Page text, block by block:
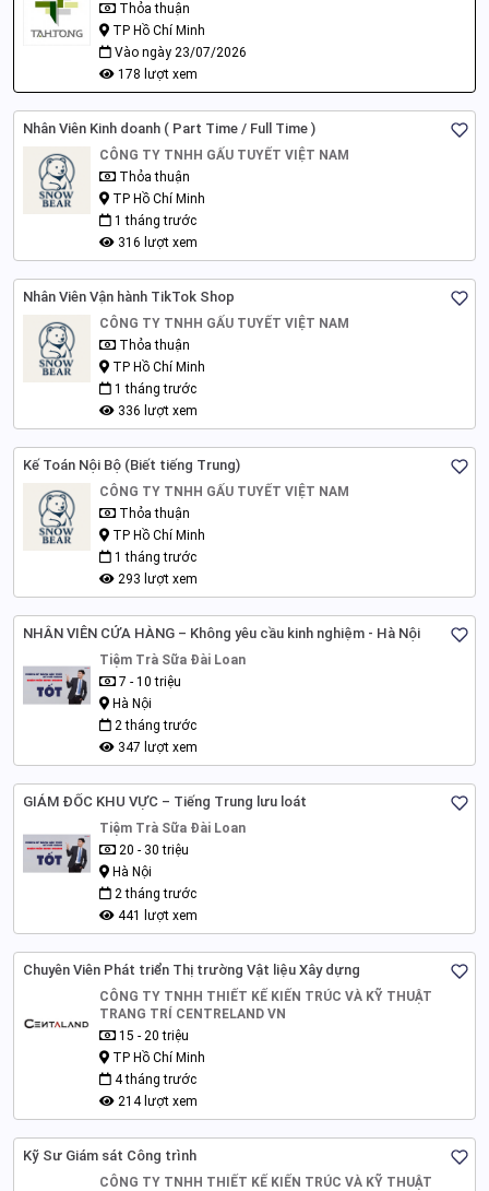
Thỏa thuận
TP Hồ Chí Minh
Vào ngày 23/07/2026
178 lượt xem
Nhân Viên Kinh doanh ( Part Time / Full Time )
CÔNG TY TNHH GẤU TUYẾT VIỆT NAM
Thỏa thuận
TP Hồ Chí Minh
1 tháng trước
316 lượt xem
Nhân Viên Vận hành TikTok Shop
CÔNG TY TNHH GẤU TUYẾT VIỆT NAM
Thỏa thuận
TP Hồ Chí Minh
1 tháng trước
336 lượt xem
Kế Toán Nội Bộ (Biết tiếng Trung)
CÔNG TY TNHH GẤU TUYẾT VIỆT NAM
Thỏa thuận
TP Hồ Chí Minh
1 tháng trước
293 lượt xem
NHÂN VIÊN CỬA HÀNG – Không yêu cầu kinh nghiệm - Hà Nội
Tiệm Trà Sữa Đài Loan
7 - 10 triệu
Hà Nội
2 tháng trước
347 lượt xem
GIÁM ĐỐC KHU VỰC – Tiếng Trung lưu loát
Tiệm Trà Sữa Đài Loan
20 - 30 triệu
Hà Nội
2 tháng trước
441 lượt xem
Chuyên Viên Phát triển Thị trường Vật liệu Xây dựng
CÔNG TY TNHH THIẾT KẾ KIẾN TRÚC VÀ KỸ THUẬT
TRANG TRÍ CENTRELAND VN
15 - 20 triệu
TP Hồ Chí Minh
4 tháng trước
214 lượt xem
Kỹ Sư Giám sát Công trình
CÔNG TY TNHH THIẾT KẾ KIẾN TRÚC VÀ KỸ THUẬT